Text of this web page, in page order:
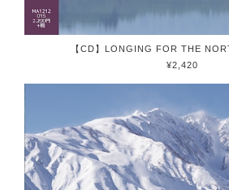
【CD】LONGING FOR THE
¥2,420